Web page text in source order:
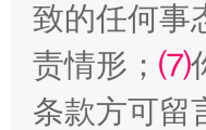
致的任何事
责情形； ⑺
条款方可留